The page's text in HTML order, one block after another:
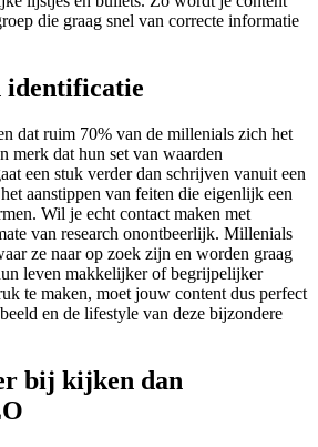
die graag snel van correcte informatie
identificatie
dat ruim 70% van de millenials zich het
merk dat hun set van waarden
een stuk verder dan schrijven vanuit een
aanstippen van feiten die eigenlijk een
Wil je echt contact maken met
van research onontbeerlijk. Millenials
ze naar op zoek zijn en worden graag
leven makkelijker of begrijpelijker
te maken, moet jouw content dus perfect
en de lifestyle van deze bijzondere
bij kijken dan